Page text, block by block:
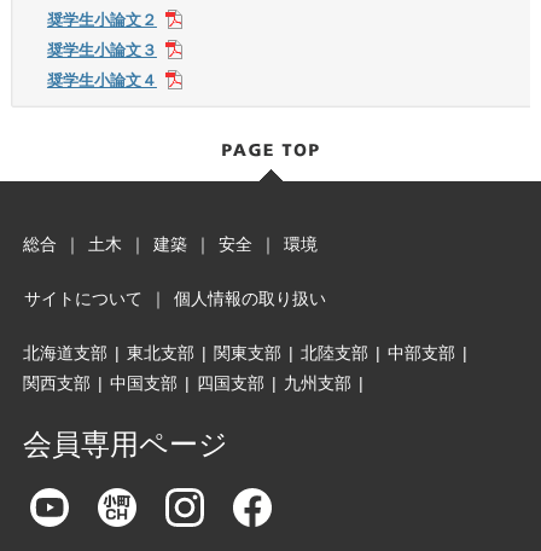
奨学生小論文２
奨学生小論文３
奨学生小論文４
総合 ｜ 土木 ｜ 建築 ｜ 安全 ｜ 環境
サイトについて ｜ 個人情報の取り扱い
北海道支部 | 東北支部 | 関東支部 | 北陸支部 | 中部支部 |
関西支部 | 中国支部 | 四国支部 | 九州支部 |
会員専用ページ